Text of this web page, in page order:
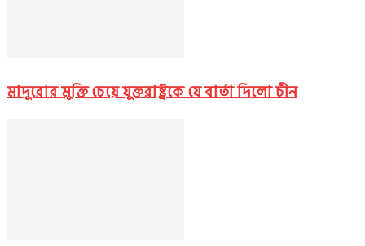
মাদুরোর মুক্তি চেয়ে যুক্তরাষ্ট্রকে যে বার্তা দিলো চীন